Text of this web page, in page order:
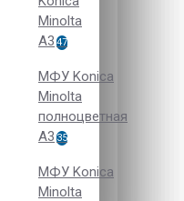
Minolta
A3 47
МФУ Konica
Minolta
полноцветная
А3 35
МФУ Konica
Minolta